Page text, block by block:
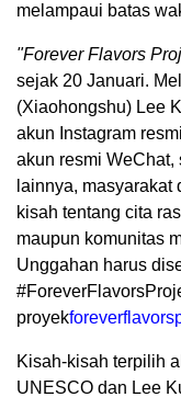
melampaui batas
"Forever Flavors
sejak 20 Januari.
(Xiaohongshu) Lee
akun Instagram
akun resmi WeChat,
lainnya,
kisah tentang cita
maupun komunitas
Unggahan harus
proyek
Kisah-kisah terpilih
UNESCO dan Lee